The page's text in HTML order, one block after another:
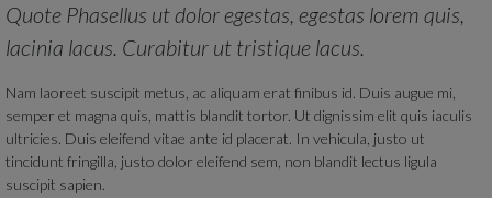
Quote Phasellus ut dolor egestas, egestas lorem quis,
lacinia lacus. Curabitur ut tristique lacus.
Nam laoreet suscipit metus, ac aliquam erat finibus id. Duis augue mi,
semper et magna quis, mattis blandit tortor. Ut dignissim elit quis iaculis
ultricies. Duis eleifend vitae ante id placerat. In vehicula, justo ut
tincidunt fringilla, justo dolor eleifend sem, non blandit lectus ligula
suscipit sapien.